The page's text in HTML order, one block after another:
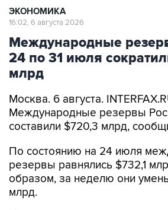
ЭКОНОМИКА
16:02, 6 августа 2026
Международные
24 по 31 июля
млрд
Москва. 6 августа.
Международные резервы
составили $720,3 млрд,
По состоянию на 24 июля
резервы равнялись $732,1
образом, за неделю они
млрд.